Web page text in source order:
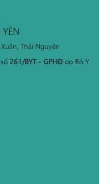
Thái Nguyên
261/BYT - GPHĐ do Bộ Y